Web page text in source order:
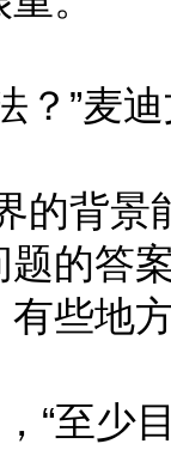
？”麦
的背景
的答
些地
“至少